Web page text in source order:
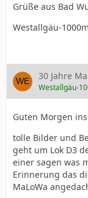
Grüße aus Bad
Westallgäu-
30 Jahre
Westallgäu-
Guten Morgen
tolle Bilder und
geht um Lok D3
einer sagen was
Erinnerung das
MaLoWa